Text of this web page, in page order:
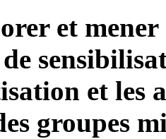
et mener
et les
groupes